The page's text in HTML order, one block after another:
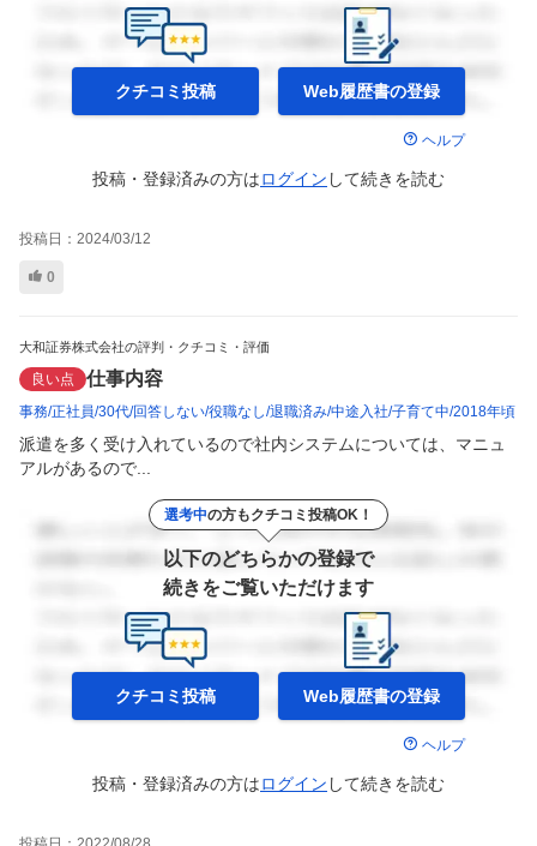
クチコミ投稿 Web履歴書の登録
ヘルプ
投稿・登録済みの方はログイン して続きを読む
投稿日： 2024/03/12
0
大和証券株式会社の評判・クチコミ・評価
良い点 仕事内容
事務 正社員 30代 回答しない 役職なし 退職済み 中途入社 子育て中 2018年頃
派遣を多く受け入れているので社内システムについては、マニュ
アルがあるので...
選考中の方もクチコミ投稿OK！
以下のどちらかの登録で
続きをご覧いただけます
クチコミ投稿 Web履歴書の登録
ヘルプ
投稿・登録済みの方はログイン して続きを読む